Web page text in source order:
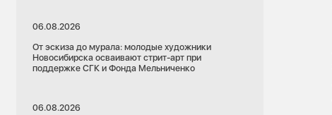
06.08.2026
От эскиза до мурала: молодые художники
Новосибирска осваивают стрит-арт при
поддержке СГК и Фонда Мельниченко
06.08.2026